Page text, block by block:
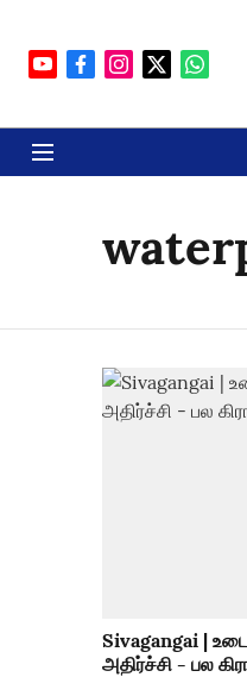
Sivagangai |
அதிர்ச்சி - பல